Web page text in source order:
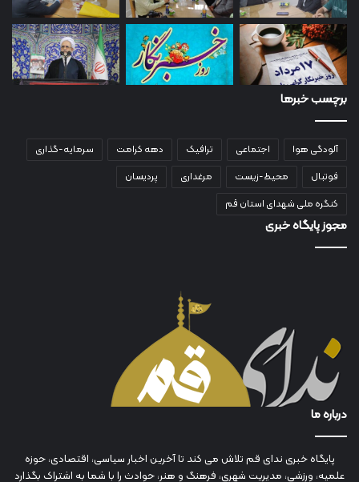
برچسب خبرها
آلودگی هوا اجتماعی ترافیک دهه کرامت
سرمایه-گذاری
فوتبال
محیط-زیست مرغداری
پردیسان
کنگره ملی شهدای استان قم
مجوز پایگاه خبری
درباره ما
پایگاه خبری ندای قم تلاش می کند تا آخرین اخبار سیاسی، اقتصادی، حوزه
علمیه، ورزشی، مدیریت شهری، فرهنگ و هنر، حوادث را با شما به اشتراک بگذارد